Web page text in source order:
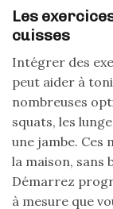
Les
cuisses
Intégrer des
peut aider à
nombreuses
squats, les
une jambe. Ces
la maison, sans
Démarrez
à mesure que